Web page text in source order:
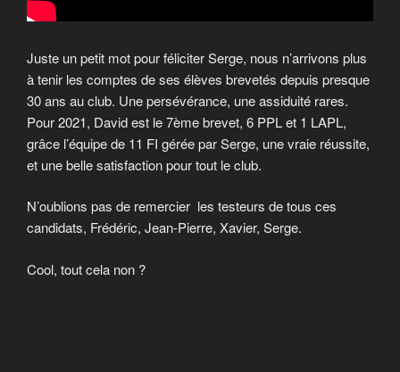
Juste un petit mot pour féliciter Serge, nous n’arrivons plus
à tenir les comptes de ses élèves brevetés depuis presque
30 ans au club. Une persévérance, une assiduité rares.
Pour 2021, David est le 7ème brevet, 6 PPL et 1 LAPL,
grâce l’équipe de 11 FI gérée par Serge, une vraie réussite,
et une belle satisfaction pour tout le club.
N’oublions pas de remercier les testeurs de tous ces
candidats, Frédéric, Jean-Pierre, Xavier, Serge.
Cool, tout cela non ?